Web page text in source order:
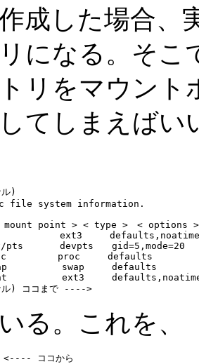
成した場合、
になる。そこ
リをマウント
てしまえばい
)
system information.
point > < type >　< options >
　　　　　 ext3　　　
pts　　　　devpts　　gid=5,mode=20　
　　　　　 proc　　　defaults　　　　　
　　　　　swap　　　defaults　　　　
　　　　　ext3　　　defaults,noatime
) ココまで ---->
る。これを、
ココから